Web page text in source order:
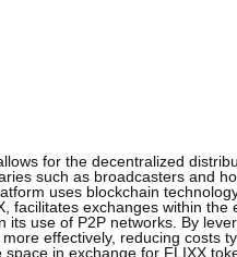
for the decentralized
such as broadcasters and
uses blockchain
facilitates exchanges within the
its use of P2P networks. By
effectively, reducing costs
in exchange for FLIXX